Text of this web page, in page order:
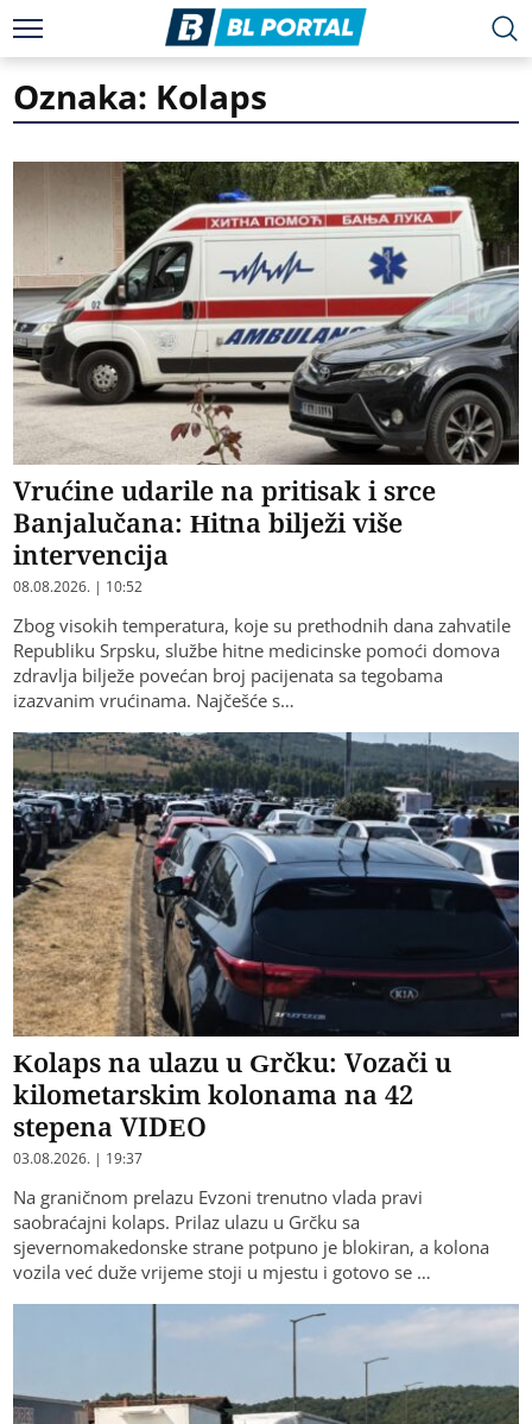
Oznaka: Kolaps
Vrućine udarile na pritisak i srce
Banjalučana: Hitna bilježi više
intervencija
08.08.2026. | 10:52
Zbog visokih temperatura, koje su prethodnih dana zahvatile
Republiku Srpsku, službe hitne medicinske pomoći domova
zdravlja bilježe povećan broj pacijenata sa tegobama
izazvanim vrućinama. Najčešće s…
Kolaps na ulazu u Grčku: Vozači u
kilometarskim kolonama na 42
stepena VIDEO
03.08.2026. | 19:37
Na graničnom prelazu Evzoni trenutno vlada pravi
saobraćajni kolaps. Prilaz ulazu u Grčku sa
sjevernomakedonske strane potpuno je blokiran, a kolona
vozila već duže vrijeme stoji u mjestu i gotovo se …